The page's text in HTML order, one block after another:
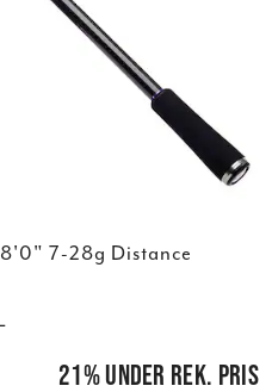
7-28g Distance
1 895,00 kr
21%under rek. pris